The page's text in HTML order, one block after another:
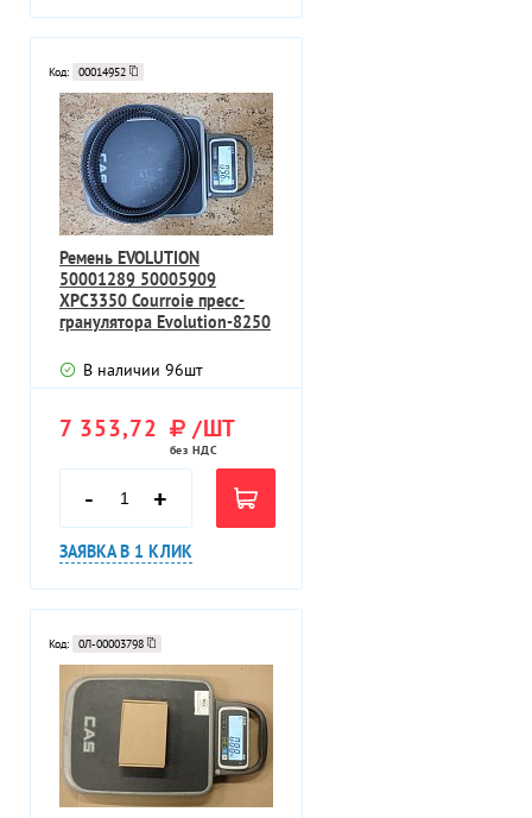
Код: 00014952
Ремень EVOLUTION
50001289 50005909
XPC3350 Courroie пресс-
гранулятора Evolution-8250
В наличии 96шт
7 353,72 /ШТ
без НДС
- +
ЗАЯВКА В 1 КЛИК
Код: 0Л-00003798